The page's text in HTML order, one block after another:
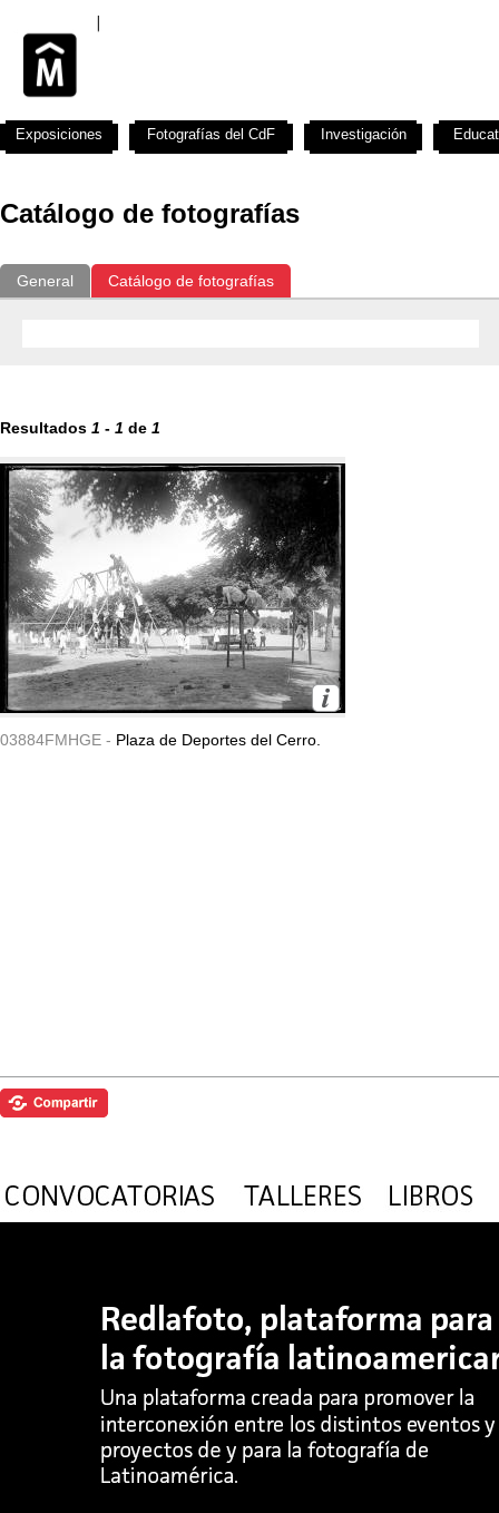
Catálogo de fotografías
General Catálogo de fotografías
Resultados 1 - 1 de 1
03884FMHGE - Plaza de Deportes del Cerro.
Exposiciones Fotografías del CdF Investigación